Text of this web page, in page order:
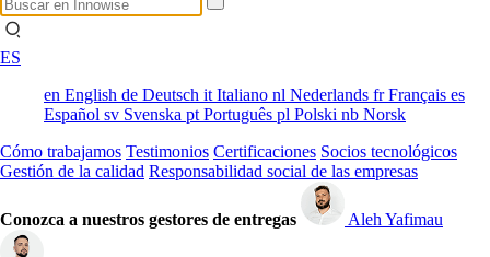
ES
en English de Deutsch it Italiano nl Nederlands frFrançais es
Español sv Svenska pt Português pl Polski nb Norsk
Cómo trabajamos Testimonios Certificaciones Socios tecnológicos
Gestión de la calidad Responsabilidad social de las empresas
Conozca a nuestros gestores de entregas Aleh Yafimau